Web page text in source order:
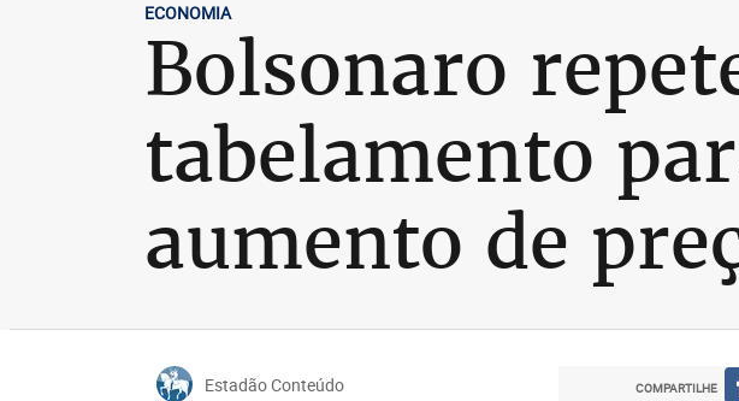
ECONOMIA
Bolsonaro
tabelamento
aumento de
Estadão Conteúdo COMPARTILHE